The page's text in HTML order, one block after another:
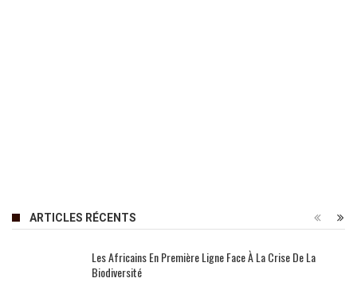
ARTICLES RÉCENTS
Les Africains En Première Ligne Face À La Crise De La
Biodiversité